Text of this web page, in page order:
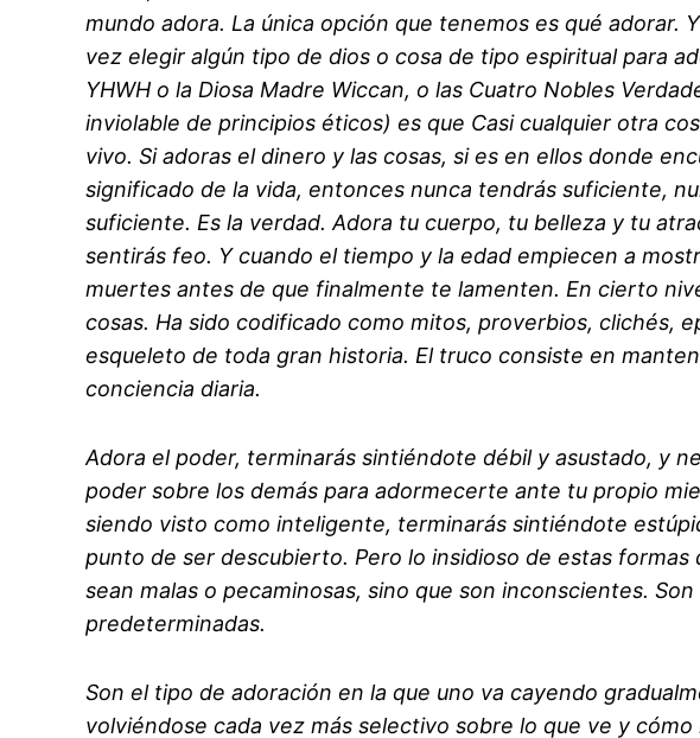
mundo adora. La única opción que tenemos es qué adorar.
vez elegir algún tipo de dios o cosa de tipo espiritual para
YHWH o la Diosa Madre Wiccan, o las Cuatro Nobles
inviolable de principios éticos) es que Casi cualquier otra
vivo. Si adoras el dinero y las cosas, si es en ellos donde
significado de la vida, entonces nunca tendrás suficiente,
suficiente. Es la verdad. Adora tu cuerpo, tu belleza y tu
sentirás feo. Y cuando el tiempo y la edad empiecen a
muertes antes de que finalmente te lamenten. En cierto
cosas. Ha sido codificado como mitos, proverbios, clichés,
esqueleto de toda gran historia. El truco consiste en
conciencia diaria.
Adora el poder, terminarás sintiéndote débil y asustado, y
poder sobre los demás para adormecerte ante tu propio
siendo visto como inteligente, terminarás sintiéndote
punto de ser descubierto. Pero lo insidioso de estas formas
sean malas o pecaminosas, sino que son inconscientes.
predeterminadas.
Son el tipo de adoración en la que uno va cayendo
volviéndose cada vez más selectivo sobre lo que ve y